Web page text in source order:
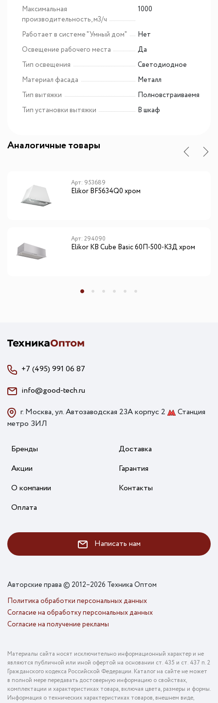
Максимальная
производительность, м3/ч
1000
Работает в системе "Умный дом"
Нет
Освещение рабочего места
Да
Тип освещения
Светодиодное
Материал фасада
Металл
Тип вытяжки
Полновстраиваемя
Тип установки вытяжки
В шкаф
Аналогичные товары
Арт: 953689
Elikor BF5634Q0 хром
Арт: 294090
Elikor КВ Cube Basic 60П-500-К3Д хром
+7 (495) 991 06 87
info@good-tech.ru
г. Москва, ул. Автозаводская 23А корпус 2
Станция
метро ЗИЛ
Бренды
Акции
О компании
Оплата
Доставка
Гарантия
Контакты
Написать нам
Авторские права © 2012–2026 Техника Оптом
Политика обработки персональных данных
Согласие на обработку персональных данных
Согласие на получение рекламы
Материалы сайта носят исключительно информационный характер и не
являются публичной или иной офертой на основании ст. 435 и ст. 437 п. 2
Гражданского кодекса Российской Федерации. Каталог на сайте не может
в полной мере передавать достоверную информацию о свойствах,
комплектации и характеристиках товара, включая цвета, размеры и формы.
Информация о технических характеристиках товаров, внешнем виде,